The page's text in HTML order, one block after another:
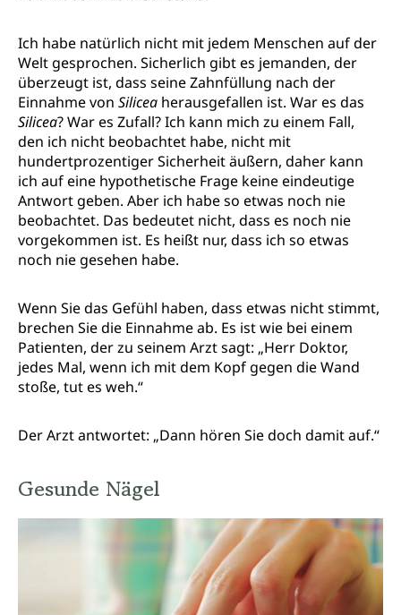
Ich habe natürlich nicht mit jedem Menschen auf der
Welt gesprochen. Sicherlich gibt es jemanden, der
überzeugt ist, dass seine Zahnfüllung nach der
Einnahme von Silicea herausgefallen ist. War es das
Silicea? War es Zufall? Ich kann mich zu einem Fall,
den ich nicht beobachtet habe, nicht mit
hundertprozentiger Sicherheit äußern, daher kann
ich auf eine hypothetische Frage keine eindeutige
Antwort geben. Aber ich habe so etwas noch nie
beobachtet. Das bedeutet nicht, dass es noch nie
vorgekommen ist. Es heißt nur, dass ich so etwas
noch nie gesehen habe.
Wenn Sie das Gefühl haben, dass etwas nicht stimmt,
brechen Sie die Einnahme ab. Es ist wie bei einem
Patienten, der zu seinem Arzt sagt: „Herr Doktor,
jedes Mal, wenn ich mit dem Kopf gegen die Wand
stoße, tut es weh.“
Der Arzt antwortet: „Dann hören Sie doch damit auf.“
Gesunde Nägel